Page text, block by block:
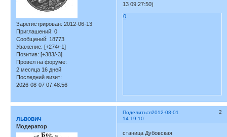
Зарегистрирован: 2012-06-13
Приглашений: 0
Сообщений: 18773
Уважение: [+274/-1]
Позитив: [+383/-3]
Провел на форуме:
2 месяца 16 дней
Последний визит:
2026-08-07 07:48:56
13 09:27:50)
0
Поделиться 2
2012-08-01
14:19:10
львович
Модератор
станица Дубовская